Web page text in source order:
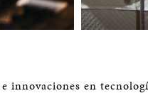
innovaciones en